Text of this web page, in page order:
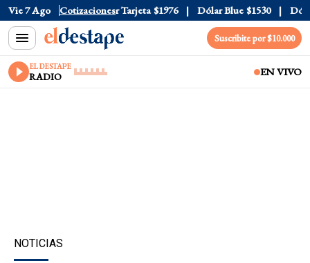
Vie 7 Ago Cotizaciones
Oficial $1520 Dólar Tarjeta $1976 Dólar Blue $1530 Dólar
Suscribite por $10.000
EL DESTAPE
RADIO EN VIVO
NOTICIAS